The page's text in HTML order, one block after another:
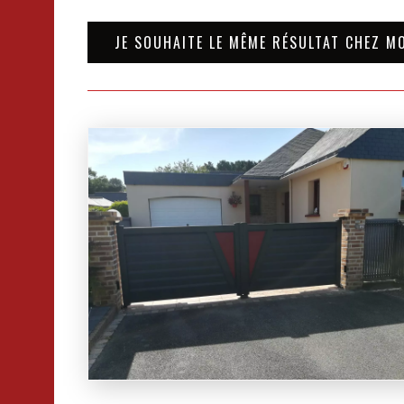
JE SOUHAITE LE MÊME RÉSULTAT CHEZ